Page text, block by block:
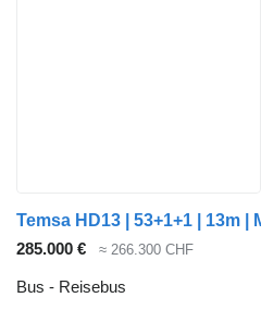
Temsa HD13 | 53+1+1 | 13m |
285.000 €
≈ 266.300 CHF
Bus - Reisebus